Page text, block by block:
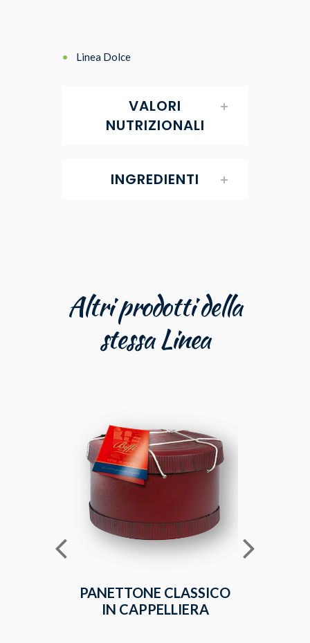
Linea Dolce
VALORI
NUTRIZIONALI
INGREDIENTI
Altri prodotti della
stessa Linea
PANETTONE CLASSICO
IN CAPPELLIERA